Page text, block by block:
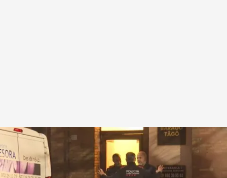
Dos mujeres asesinadas por su parejas en España en menos de 24 horas
Redacción digital Noticias Cuatro
23 FEB 2024 - 17:53h.